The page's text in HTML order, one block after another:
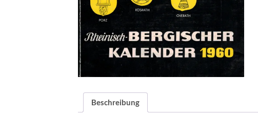
Beschreibung